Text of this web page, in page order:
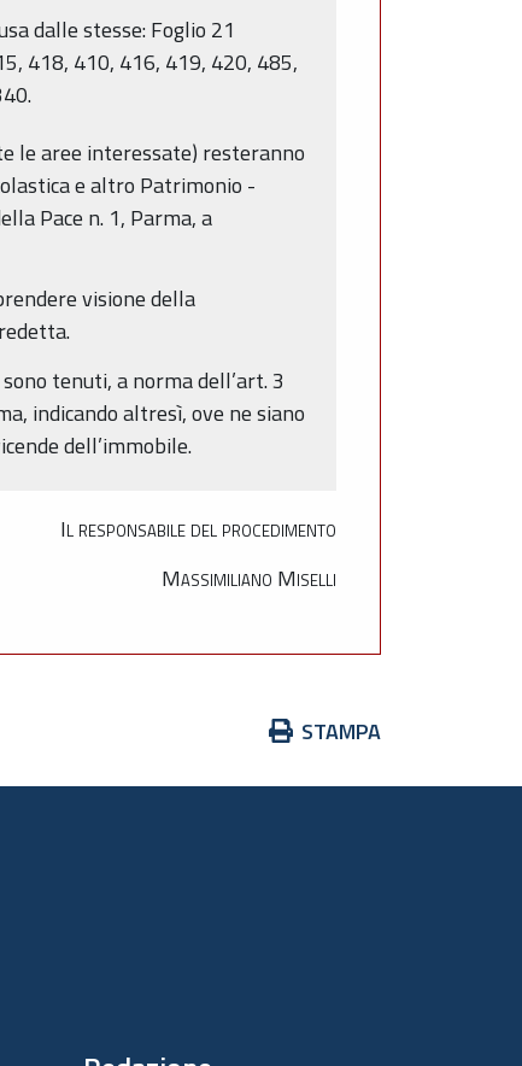
dalle stesse: Foglio 21
418, 410, 416, 419, 420, 485,
le aree interessate) resteranno
e altro Patrimonio -
Pace n. 1, Parma, a
visione della
tenuti, a norma dell’art. 3
indicando altresì, ove ne siano
dell’immobile.
Il responsabile del procedimento
Massimiliano Miselli
Azioni
documento
STAMPA